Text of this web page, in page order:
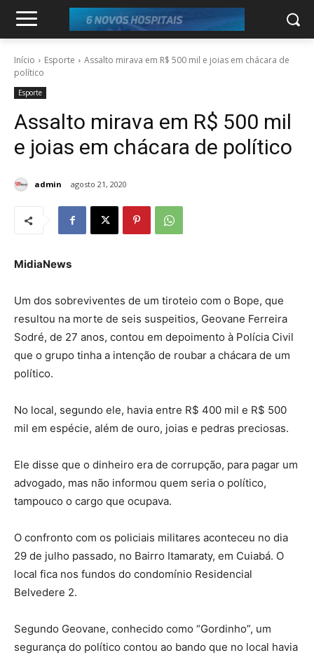
Início Esporte
Assalto mirava em R$ 500 mil e joias em chácara de
político
Esporte
Assalto mirava em R$ 500 mil
e joias em chácara de político
admin agosto 21, 2020
MidiaNews
Um dos sobreviventes de um tiroteio com o Bope, que
resultou na morte de seis suspeitios, Geovane Ferreira
Sodré, de 27 anos, contou em depoimento à Polícia Civil
que o grupo tinha a intenção de roubar a chácara de um
político.
No local, segundo ele, havia entre R$ 400 mil e R$ 500
mil em espécie, além de ouro, joias e pedras preciosas.
Ele disse que o dinheiro era de corrupção, para pagar um
advogado, mas não informou quem seria o político,
tampouco o cargo que ocupava.
O confronto com os policiais militares aconteceu no dia
29 de julho passado, no Bairro Itamaraty, em Cuiabá. O
local fica nos fundos do condomínio Residencial
Belvedere 2.
Segundo Geovane, conhecido como “Gordinho”, um
segurança do político contou ao bando que no local havia